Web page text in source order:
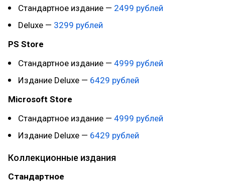
Стандартное издание — 2499 рублей
Deluxe — 3299 рублей
PS Store
Стандартное издание — 4999 рублей
Издание Deluxe — 6429 рублей
Microsoft Store
Стандартное издание — 4999 рублей
Издание Deluxe — 6429 рублей
Коллекционные издания
Стандартное